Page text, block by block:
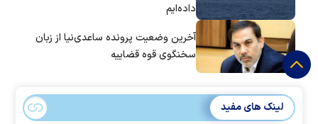
داده‌ایم
آخرین وضعیت پرونده ساعدی‌نیا از زبان
سخنگوی قوه قضاییه
لینک های مفید